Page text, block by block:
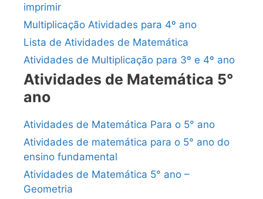
imprimir
Multiplicação Atividades para 4º ano
Lista de Atividades de Matemática
Atividades de Multiplicação para 3º e 4º ano
Atividades de Matemática 5°
ano
Atividades de Matemática Para o 5° ano
Atividades de matemática para o 5° ano do
ensino fundamental
Atividades de Matemática 5° ano –
Geometria